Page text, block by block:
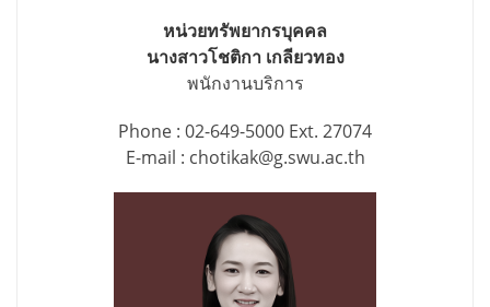
หน่วยทรัพยากรบุคคล
นางสาวโชติกา เกลียวทอง
พนักงานบริการ
Phone : 02-649-5000 Ext. 27074
E-mail : chotikak@g.swu.ac.th